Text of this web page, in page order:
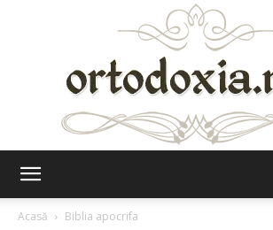
Acasă
Biblia apocrifa